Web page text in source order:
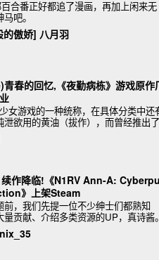
合番正好都追了漫画，再加上闲来无
吧。
傲娇] 八月羽
春的回忆,《夜勤病栋》游戏原作
女游戏的一种统称，在具体分类中还
泄欲用的黄油（拔作），而曾经推出了
游戏作品，有着 25 年历史的成人游
宣布停
作降临!《N1RV Ann-A:
》上架Steam
前，我们先提一位不少绅士们都熟知
量贡献、介绍多类资源的UP，真诗酱